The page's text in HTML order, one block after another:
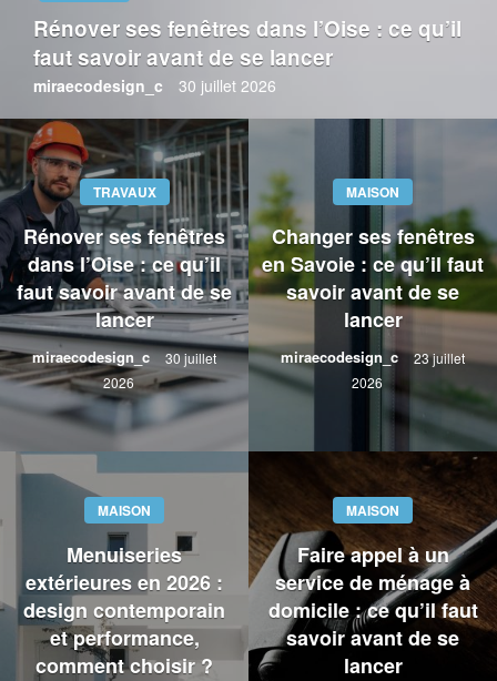
Rénover ses fenêtres dans l’Oise : ce qu’il
faut savoir avant de se lancer
miraecodesign_c 30 juillet 2026
TRAVAUX
Rénover ses fenêtres
dans l’Oise : ce qu’il
faut savoir avant de se
lancer
miraecodesign_c 30 juillet
2026
MAISON
Changer ses fenêtres
en Savoie : ce qu’il faut
savoir avant de se
lancer
miraecodesign_c 23 juillet
2026
MAISON
Menuiseries
extérieures en 2026 :
design contemporain
et performance,
comment choisir ?
MAISON
Faire appel à un
service de ménage à
domicile : ce qu’il faut
savoir avant de se
lancer